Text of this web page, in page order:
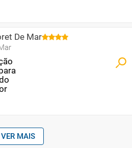
De Mar
VER MAIS